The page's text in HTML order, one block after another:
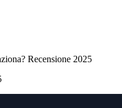
Recensione 2025